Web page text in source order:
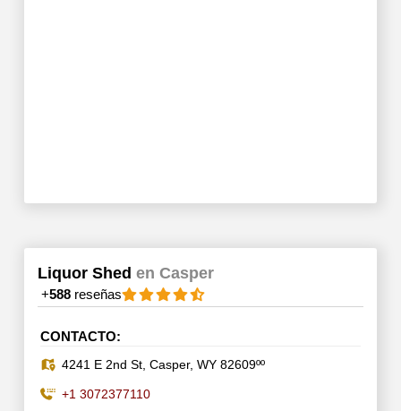
Liquor Shed en Casper
+588reseñas
CONTACTO:
4241 E 2nd St, Casper, WY 82609ºº
+1 3072377110